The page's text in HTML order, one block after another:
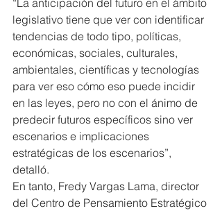
legislativo tiene que ver con identificar
tendencias de todo tipo, políticas,
económicas, sociales, culturales,
ambientales, científicas y tecnologías
para ver eso cómo eso puede incidir
en las leyes, pero no con el ánimo de
predecir futuros específicos sino ver
escenarios e implicaciones
estratégicas de los escenarios”,
detalló.
En tanto, Fredy Vargas Lama, director
del Centro de Pensamiento Estratégico